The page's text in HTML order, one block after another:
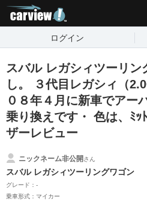
ログイン
スバル レガシィツーリン
し。 ３代目レガシィ（
０８年４月に新車でアー
乗り換えです・ 色は、ﾐｯ
ザーレビュー
ニックネーム非公開さん
スバル レガシィツーリングワゴン
グレード：-
乗車形式：マイカー